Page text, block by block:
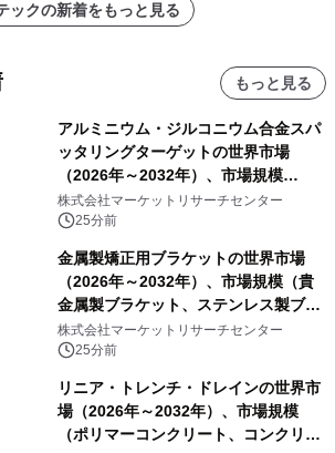
ックの新着をもっと見る
もっと見る
アルミニウム・ジルコニウム合金スパ
ッタリングターゲットの世界市場
（2026年～2032年）、市場規模
（0.995、0.999、その他）・分析レポ
ートを発表
株式会社マーケットリサーチセンター
25分前
金属製矯正用ブラケットの世界市場
（2026年～2032年）、市場規模（貴
金属製ブラケット、ステンレス製ブラ
ケット、純チタン製ブラケット）・分
析レポートを発表
株式会社マーケットリサーチセンター
25分前
リニア・トレンチ・ドレインの世界市
場（2026年～2032年）、市場規模
（ポリマーコンクリート、コンクリー